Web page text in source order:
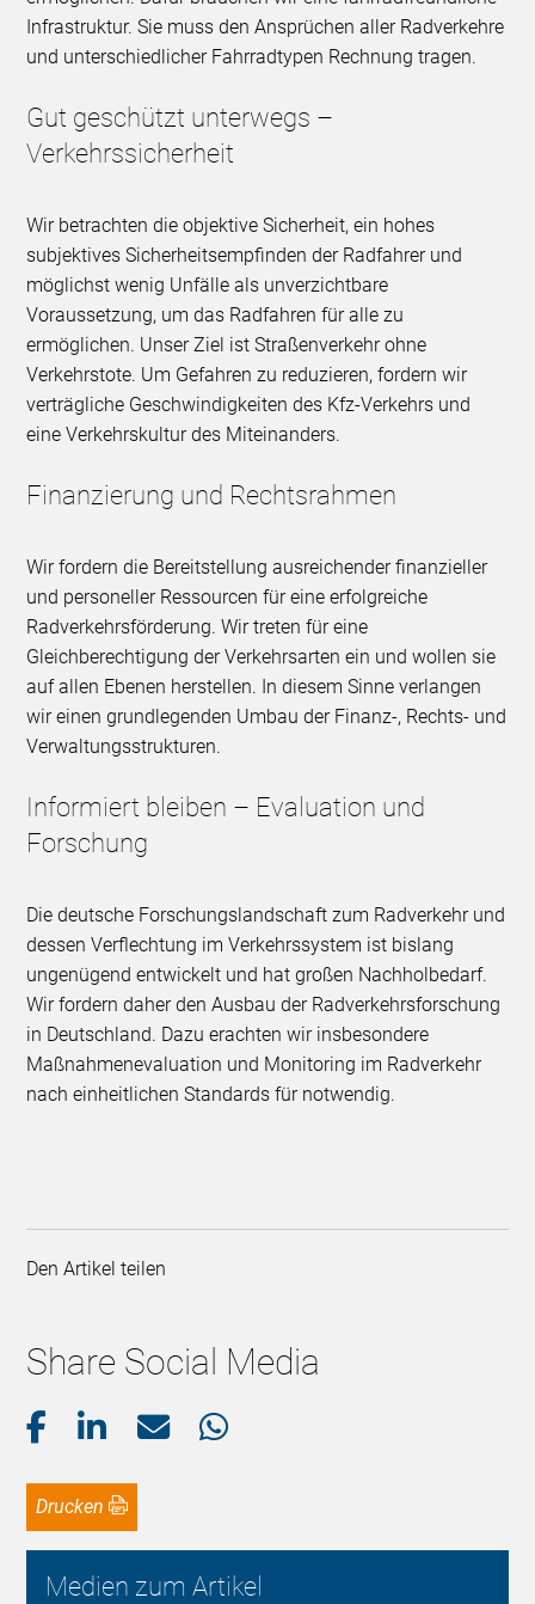
Infrastruktur. Sie muss den Ansprüchen aller Radverkehre
und unterschiedlicher Fahrradtypen Rechnung tragen.
Gut geschützt unterwegs –
Verkehrssicherheit
Wir betrachten die objektive Sicherheit, ein hohes
subjektives Sicherheitsempfinden der Radfahrer und
möglichst wenig Unfälle als unverzichtbare
Voraussetzung, um das Radfahren für alle zu
ermöglichen. Unser Ziel ist Straßenverkehr ohne
Verkehrstote. Um Gefahren zu reduzieren, fordern wir
verträgliche Geschwindigkeiten des Kfz-Verkehrs und
eine Verkehrskultur des Miteinanders.
Finanzierung und Rechtsrahmen
Wir fordern die Bereitstellung ausreichender finanzieller
und personeller Ressourcen für eine erfolgreiche
Radverkehrsförderung. Wir treten für eine
Gleichberechtigung der Verkehrsarten ein und wollen sie
auf allen Ebenen herstellen. In diesem Sinne verlangen
wir einen grundlegenden Umbau der Finanz-, Rechts- und
Verwaltungsstrukturen.
Informiert bleiben – Evaluation und
Forschung
Die deutsche Forschungslandschaft zum Radverkehr und
dessen Verflechtung im Verkehrssystem ist bislang
ungenügend entwickelt und hat großen Nachholbedarf.
Wir fordern daher den Ausbau der Radverkehrsforschung
in Deutschland. Dazu erachten wir insbesondere
Maßnahmenevaluation und Monitoring im Radverkehr
nach einheitlichen Standards für notwendig.
Den Artikel teilen
Share Social Media
Drucken
Medien zum Artikel